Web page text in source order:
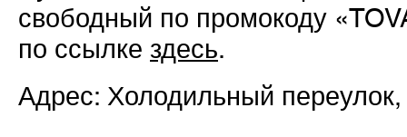
свободный по промокоду
по ссылке здесь.
Адрес: Холодильный